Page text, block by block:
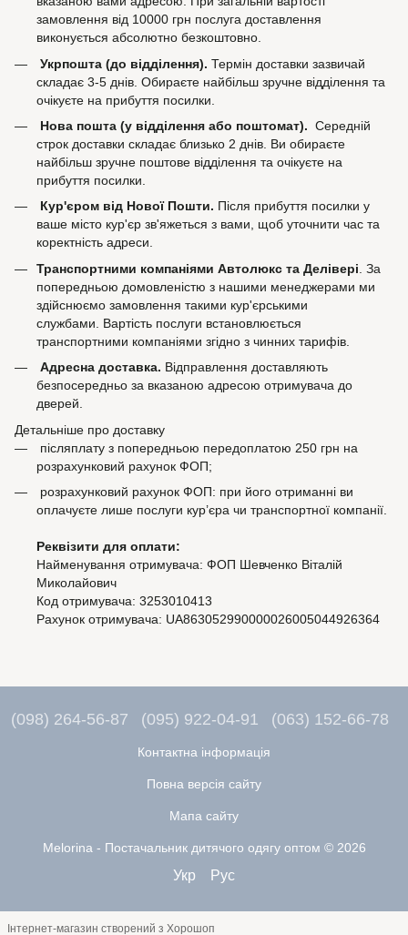
замовлення від 10000 грн послуга доставлення
виконується абсолютно безкоштовно.
Укрпошта (до відділення). Термін доставки зазвичай
складає 3-5 днів. Обираєте найбільш зручне відділення та
очікуєте на прибуття посилки.
Нова пошта (у відділення або поштомат). Середній
строк доставки складає близько 2 днів. Ви обираєте
найбільш зручне поштове відділення та очікуєте на
прибуття посилки.
Кур'єром від Нової Пошти. Після прибуття посилки у
ваше місто кур'єр зв'яжеться з вами, щоб уточнити час та
коректність адреси.
Транспортними компаніями Автолюкс та Делівері . За
попередньою домовленістю з нашими менеджерами ми
здійснюємо замовлення такими кур'єрськими
службами. Вартість послуги встановлюється
транспортними компаніями згідно з чинних тарифів.
Адресна доставка. Відправлення доставляють
безпосередньо за вказаною адресою отримувача до
дверей.
Детальніше про доставку
післяплату з попередньою передоплатою 250 грн на
розрахунковий рахунок ФОП;
розрахунковий рахунок ФОП: при його отриманні ви
оплачуєте лише послуги кур’єра чи транспортної компанії.
Реквізити для оплати:
Найменування отримувача: ФОП Шевченко Віталій
Миколайович
Код отримувача: 3253010413
Рахунок отримувача: UA863052990000026005044926364
(098) 264-56-87 (095) 922-04-91 (063) 152-66-78
Контактна інформація
Повна версія сайту
Мапа сайту
Melorina - Постачальник дитячого одягу оптом © 2026
Укр Рус
Інтернет-магазин створений з Хорошоп